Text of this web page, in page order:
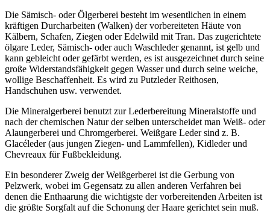
Die Sämisch- oder Ölgerberei besteht im wesentlichen in einem
kräftigen Durcharbeiten (Walken) der vorbereiteten Häute von
Kälbern, Schafen, Ziegen oder Edelwild mit Tran. Das zugerichtete
ölgare Leder, Sämisch- oder auch Waschleder genannt, ist gelb und
kann gebleicht oder gefärbt werden, es ist ausgezeichnet durch seine
große Widerstandsfähigkeit gegen Wasser und durch seine weiche,
wollige Beschaffenheit. Es wird zu Putzleder Reithosen,
Handschuhen usw. verwendet.
Die Mineralgerberei benutzt zur Lederbereitung Mineralstoffe und
nach der chemischen Natur der selben unterscheidet man Weiß- oder
Alaungerberei und Chromgerberei. Weißgare Leder sind z. B.
Glacéleder (aus jungen Ziegen- und Lammfellen), Kidleder und
Chevreaux für Fußbekleidung.
Ein besonderer Zweig der Weißgerberei ist die Gerbung von
Pelzwerk, wobei im Gegensatz zu allen anderen Verfahren bei
denen die Enthaarung die wichtigste der vorbereitenden Arbeiten ist
die größte Sorgfalt auf die Schonung der Haare gerichtet sein muß.